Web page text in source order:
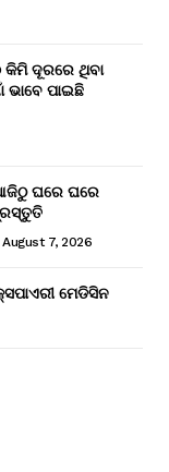
କିମି ଦୂରରେ ଥିବା
ଭାବେ ପାଇଛି
ଘରେ ଘରେ
August 7, 2026
ମେଡିସିନ